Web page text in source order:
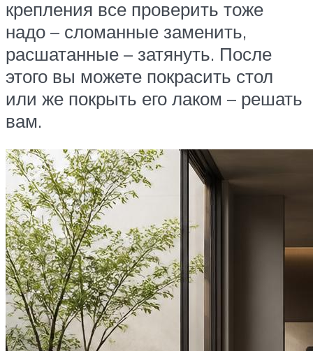
крепления все проверить тоже
надо – сломанные заменить,
расшатанные – затянуть. После
этого вы можете покрасить стол
или же покрыть его лаком – решать
вам.